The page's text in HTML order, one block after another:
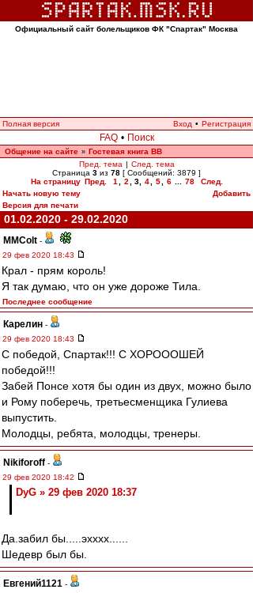
Официальный сайт болельщиков ФК "Спартак" Москва
Полная версия Вход • Регистрация
FAQ • Поиск
Общение на сайте » Гостевая книга ВВ
Пред. тема | След. тема
Страница 3 из 78 [ Сообщений: 3879 ]
На страницу Пред. 1 2 3, 4 5 6 78
След.
Начать новую тему
Добавить
Версия для печати
01.02.2020 - 29.02.2020
MMColt -
29 фев 2020 18:43
Крал - прям король!
Я так думаю, что он уже дороже Тила.
Последнее сообщение
Карелин -
29 фев 2020 18:43
С победой, Спартак!!! С ХОРОООШЕЙ
победой!!!
Забей Понсе хотя бы один из двух, можно было
и Рому поберечь, третьесменщика Гулиева
выпустить.
Молодцы, ребята, молодцы, тренеры.
Nikiforoff -
29 фев 2020 18:42
DyG » 29 фев 2020 18:37
Да.забил бы.....эхххх......
Шедевр был бы.
Евгений1121 -